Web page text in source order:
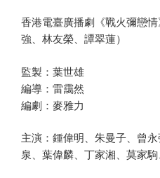
香港電臺廣播劇《戰火彌戀
強、林友榮、譚翠蓮）
監製：葉世雄
編導：雷靄然
編劇：麥雅力
主演：鍾偉明、朱曼子、曾
泉、葉偉麟、丁家湘、莫家駒